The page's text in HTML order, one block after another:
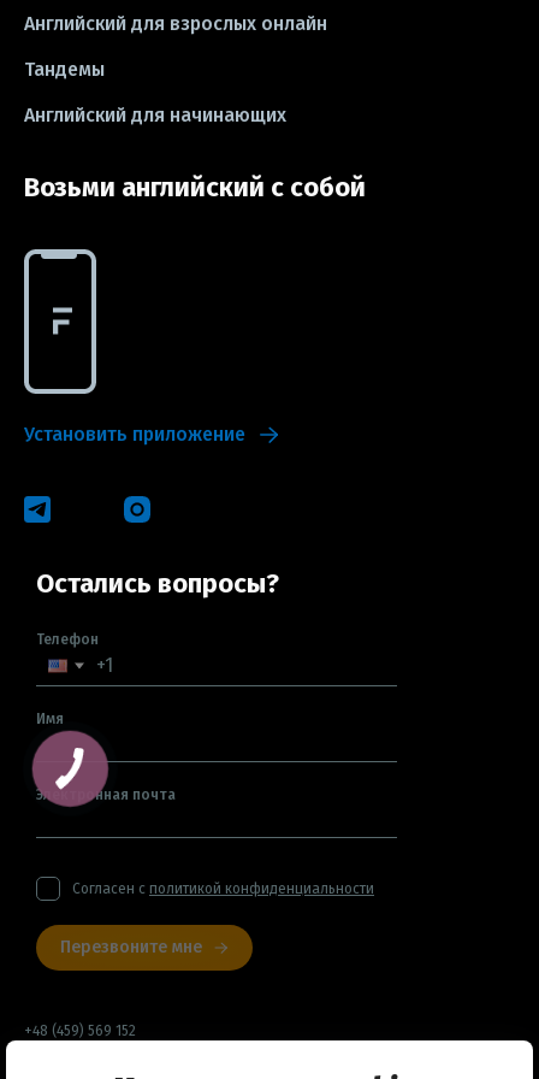
Английский для взрослых онлайн
Тандемы
Английский для начинающих
Возьми английский с собой
Установить приложение
Остались вопросы?
Телефон
Имя
Электронная почта
Согласен с политикой конфиденциальности
Перезвоните мне
+48 (459) 569 152